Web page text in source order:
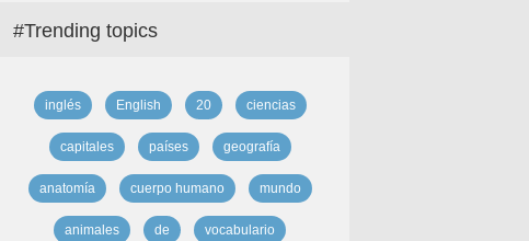
#Trending topics
inglés English 20 ciencias
capitales países geografía
anatomía cuerpo humano mundo
animales de vocabulario